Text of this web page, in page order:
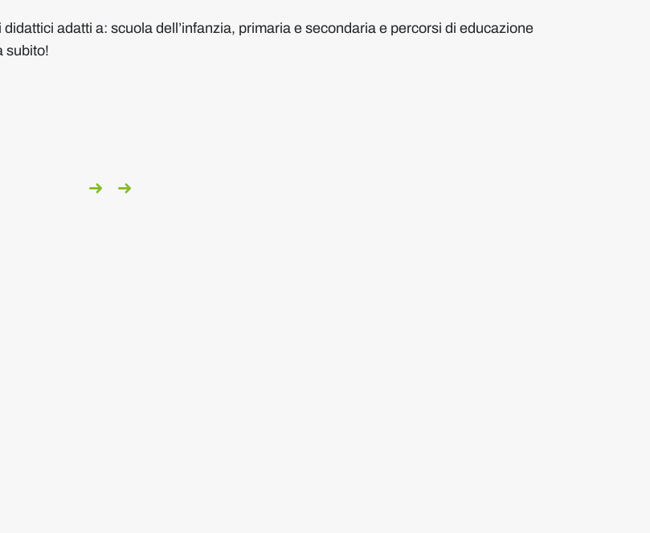
adatti a: scuola dell’infanzia, primaria e secondaria e percorsi di educazione
subito!